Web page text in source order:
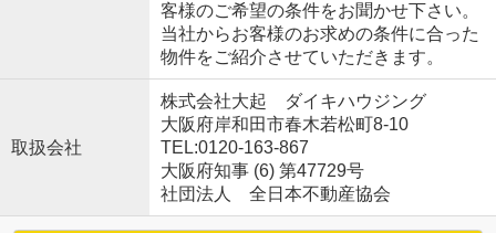
客様のご希望の条件をお聞かせ下さい。
当社からお客様のお求めの条件に合った
物件をご紹介させていただきます。
取扱会社
株式会社大起 ダイキハウジング
大阪府岸和田市春木若松町8-10
TEL:0120-163-867
大阪府知事 (6) 第47729号
社団法人 全日本不動産協会